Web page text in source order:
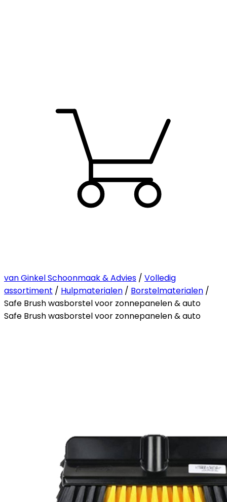
van Ginkel Schoonmaak & Advies / Volledig
assortiment / Hulpmaterialen / Borstelmaterialen /
Safe Brush wasborstel voor zonnepanelen & auto
Safe Brush wasborstel voor zonnepanelen & auto